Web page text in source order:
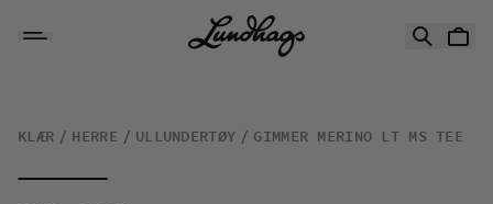
KLÆR HERRE ULLUNDERTØY GIMMER MERINO LT MS TEE